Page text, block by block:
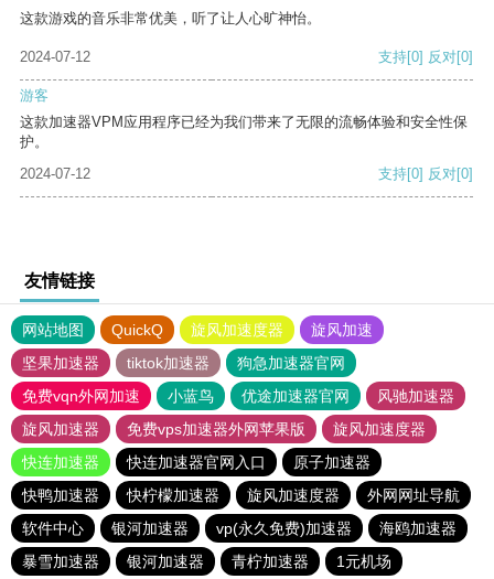
这款游戏的音乐非常优美，听了让人心旷神怡。
2024-07-12 支持[0] 反对[0]
游客
这款加速器VPM应用程序已经为我们带来了无限的流畅体验和安全性保
护。
2024-07-12
支持[0] 反对[0]
友情链接
网站地图 QuickQ 旋风加速度器
旋风加速
坚果加速器
tiktok加速器
狗急加速器官网
免费vqn外网加速
小蓝鸟 优途加速器官网
风驰加速器
旋风加速器
免费vps加速器外网苹果版
旋风加速度器
快连加速器
快连加速器官网入口
原子加速器
快鸭加速器
快柠檬加速器 旋风加速度器
外网网址导航
软件中心
银河加速器 vp(永久免费)加速器
海鸥加速器
暴雪加速器
银河加速器 青柠加速器 1元机场